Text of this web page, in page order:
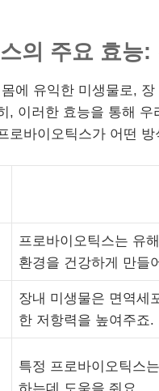
의 주요 효능
에 유익한 미생물로,
, 이러한 효능을 통해
로바이오틱스가 어떤
프로바이오틱스는 유
환경을 건강하게 만들
장내 미생물은 면역세
한 저항력을 높여주죠.
특정 프로바이오틱스